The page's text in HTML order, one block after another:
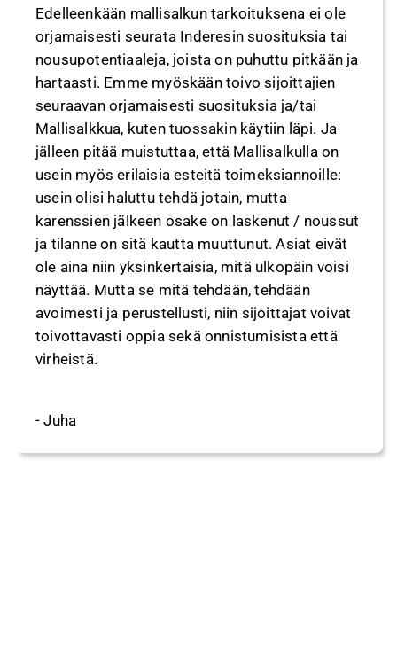
Edelleenkään mallisalkun tarkoituksena ei ole
orjamaisesti seurata Inderesin suosituksia tai
nousupotentiaaleja, joista on puhuttu pitkään ja
hartaasti. Emme myöskään toivo sijoittajien
seuraavan orjamaisesti suosituksia ja/tai
Mallisalkkua, kuten tuossakin käytiin läpi. Ja
jälleen pitää muistuttaa, että Mallisalkulla on
usein myös erilaisia esteitä toimeksiannoille:
usein olisi haluttu tehdä jotain, mutta
karenssien jälkeen osake on laskenut / noussut
ja tilanne on sitä kautta muuttunut. Asiat eivät
ole aina niin yksinkertaisia, mitä ulkopäin voisi
näyttää. Mutta se mitä tehdään, tehdään
avoimesti ja perustellusti, niin sijoittajat voivat
toivottavasti oppia sekä onnistumisista että
virheistä.
- Juha